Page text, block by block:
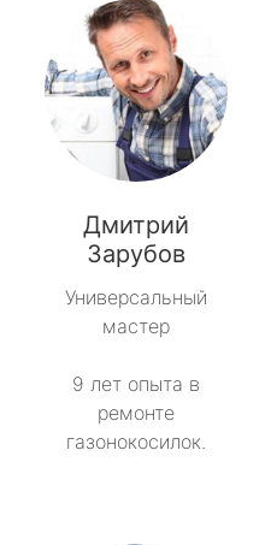
Дмитрий
Зарубов
Универсальный
мастер
9 лет опыта в
ремонте
газонокосилок.